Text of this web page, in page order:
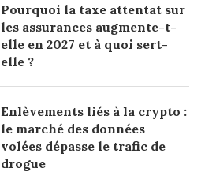
Pourquoi la taxe attentat sur
les assurances augmente-t-
elle en 2027 et à quoi sert-
elle ?
Enlèvements liés à la crypto :
le marché des données
volées dépasse le trafic de
drogue